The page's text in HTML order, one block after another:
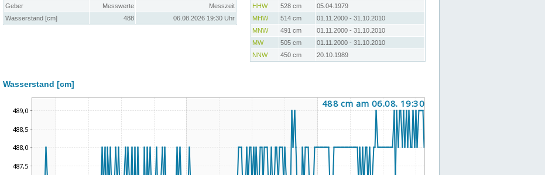
Geber
Messwerte
Messzeit
Wasserstand [cm]
488 06.08.2026 19:30 Uhr
HHW
528 cm
05.04.1979
MHW
514 cm
01.11.2000 - 31.10.2010
MNW
491 cm
01.11.2000 - 31.10.2010
MW
505 cm
01.11.2000 - 31.10.2010
NNW
450 cm 20.10.1989
Wasserstand [cm]